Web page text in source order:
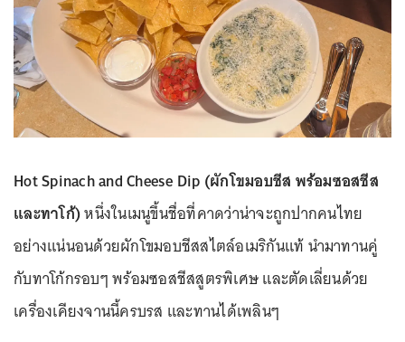
Hot Spinach and Cheese Dip (ผักโขมอบชีส พร้อมซอสชีส
และทาโก้)หนึ่งในเมนูขึ้นชื่อที่คาดว่าน่าจะถูกปากคนไทย
อย่างแน่นอนด้วยผักโขมอบชีสสไตล์อเมริกันแท้ นำมาทานคู่
กับทาโก้กรอบๆ พร้อมซอสชีสสูตรพิเศษ และตัดเลี่ยนด้วย
เครื่องเคียงจานนี้ครบรส และทานได้เพลินๆ